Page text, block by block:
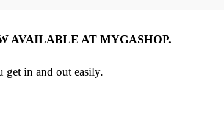
AVAILABLE AT MYGASHOP.
get in and out easily.